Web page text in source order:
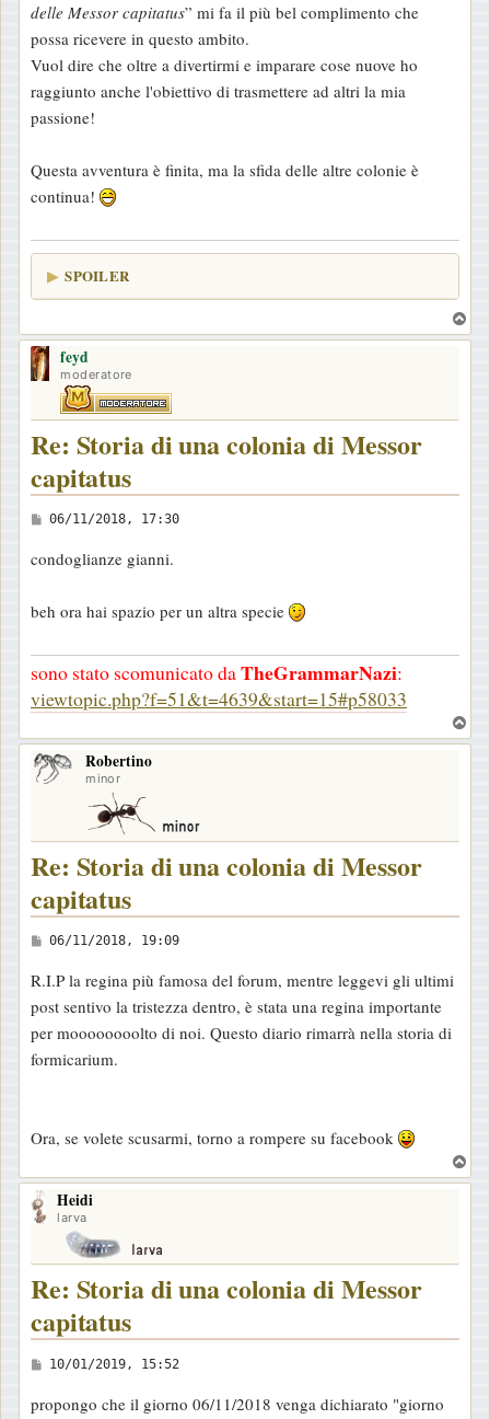
delle Messor capitatus” mi fa il più bel complimento che
possa ricevere in questo ambito.
Vuol dire che oltre a divertirmi e imparare cose nuove ho
raggiunto anche l'obiettivo di trasmettere ad altri la mia
passione!
Questa avventura è finita, ma la sfida delle altre colonie è
continua!
SPOILER
o
feyd
moderatore
Re: Storia di una colonia di Messor
capitatus
M
s
a
g
i
06/11/2018, 17:30
condoglianze gianni.
beh ora hai spazio per un altra specie
sono stato scomunicato daTheGrammarNazi:
viewtopic.php?f=51&t=4639&start=15#p58033
o
Robertino
minor
Re: Storia di una colonia di Messor
capitatus
M
s
s
a
g
o
06/11/2018, 19:09
R.I.P la regina più famosa del forum, mentre leggevi gli ultimi
post sentivo la tristezza dentro, è stata una regina importante
per moooooooolto di noi. Questo diario rimarrà nella storia di
formicarium.
Ora, se volete scusarmi, torno a rompere su facebook
o
Heidi
larva
Re: Storia di una colonia di Messor
capitatus
M
s
10/01/2019, 15:52
propongo che il giorno 06/11/2018 venga dichiarato "giorno